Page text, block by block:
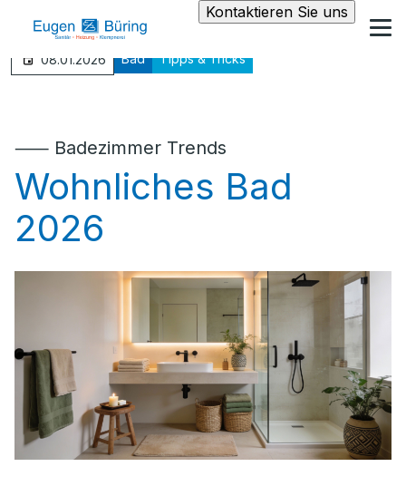
Kontaktieren Sie uns
08.01.2026 Bad Tipps & Tricks
⸺ Badezimmer Trends
Wohnliches Bad
2026